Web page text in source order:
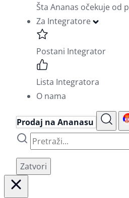
Šta Ananas očekuje od
Za Integratore
Postani Integrator
Lista Integratora
O nama
Prodaj na Ananasu
Zatvori